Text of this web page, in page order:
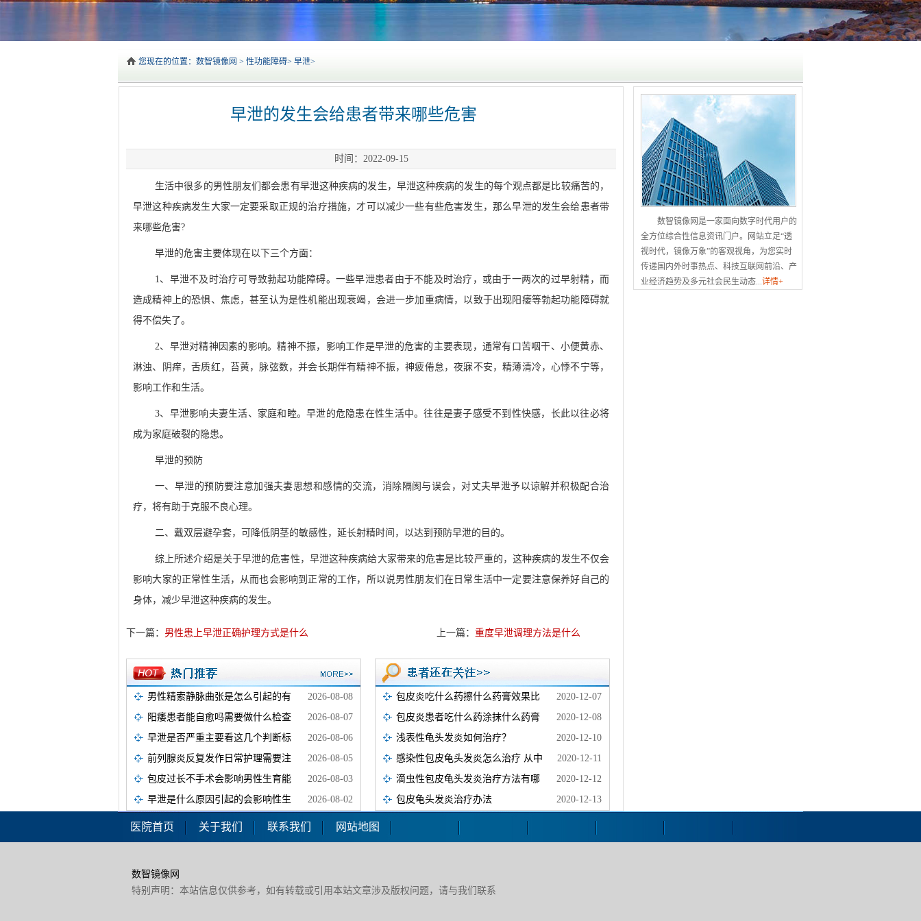
您现在的位置： 数智镜像网 > 性功能障碍> 早泄>
早泄的发生会给患者带来哪些危害
时间：2022-09-15
生活中很多的男性朋友们都会患有早泄这种疾病的发生，早泄这种疾病的发生的每个观点都是比较痛苦的，
早泄这种疾病发生大家一定要采取正规的治疗措施，才可以减少一些有些危害发生，那么早泄的发生会给患者带
来哪些危害?
早泄的危害主要体现在以下三个方面：
1、早泄不及时治疗可导致勃起功能障碍。一些早泄患者由于不能及时治疗，或由于一两次的过早射精，而
造成精神上的恐惧、焦虑，甚至认为是性机能出现衰竭，会进一步加重病情，以致于出现阳痿等勃起功能障碍就
得不偿失了。
2、早泄对精神因素的影响。精神不振，影响工作是早泄的危害的主要表现，通常有口苦咽干、小便黄赤、
淋浊、阴痒，舌质红，苔黄，脉弦数，并会长期伴有精神不振，神疲倦怠，夜寐不安，精薄清冷，心悸不宁等，
影响工作和生活。
3、早泄影响夫妻生活、家庭和睦。早泄的危隐患在性生活中。往往是妻子感受不到性快感，长此以往必将
成为家庭破裂的隐患。
早泄的预防
一、早泄的预防要注意加强夫妻思想和感情的交流，消除隔阂与误会，对丈夫早泄予以谅解并积极配合治
疗，将有助于克服不良心理。
二、戴双层避孕套，可降低阴茎的敏感性，延长射精时间，以达到预防早泄的目的。
综上所述介绍是关于早泄的危害性，早泄这种疾病给大家带来的危害是比较严重的，这种疾病的发生不仅会
影响大家的正常性生活，从而也会影响到正常的工作，所以说男性朋友们在日常生活中一定要注意保养好自己的
身体，减少早泄这种疾病的发生。
上一篇： 重度早泄调理方法是什么
下一篇： 男性患上早泄正确护理方式是什么
2026-08-08
男性精索静脉曲张是怎么引起的有
2026-08-07
阳痿患者能自愈吗需要做什么检查
2026-08-06
早泄是否严重主要看这几个判断标
2026-08-05
前列腺炎反复发作日常护理需要注
2026-08-03
包皮过长不手术会影响男性生育能
2026-08-02
早泄是什么原因引起的会影响性生
2020-12-07
包皮炎吃什么药擦什么药膏效果比
2020-12-08
包皮炎患者吃什么药涂抹什么药膏
2020-12-10
浅表性龟头发炎如何治疗？
2020-12-11
感染性包皮龟头发炎怎么治疗 从中
2020-12-12
滴虫性包皮龟头发炎治疗方法有哪
2020-12-13
包皮龟头发炎治疗办法
数智镜像网是一家面向数字时代用户的
全方位综合性信息资讯门户。网站立足“透
视时代，镜像万象”的客观视角，为您实时
传递国内外时事热点、科技互联网前沿、产
业经济趋势及多元社会民生动态... 详情+
医院首页 关于我们 联系我们 网站地图
数智镜像网
特别声明：本站信息仅供参考，如有转载或引用本站文章涉及版权问题，请与我们联系